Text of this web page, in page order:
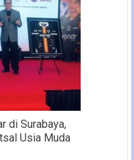
di Surabaya,
Usia Muda